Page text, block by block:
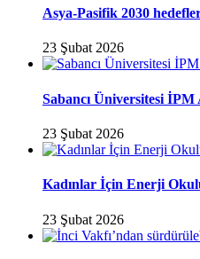
Asya-Pasifik 2030
23 Şubat 2026
Sabancı Üniversitesi İPM
23 Şubat 2026
Kadınlar İçin Enerji
23 Şubat 2026